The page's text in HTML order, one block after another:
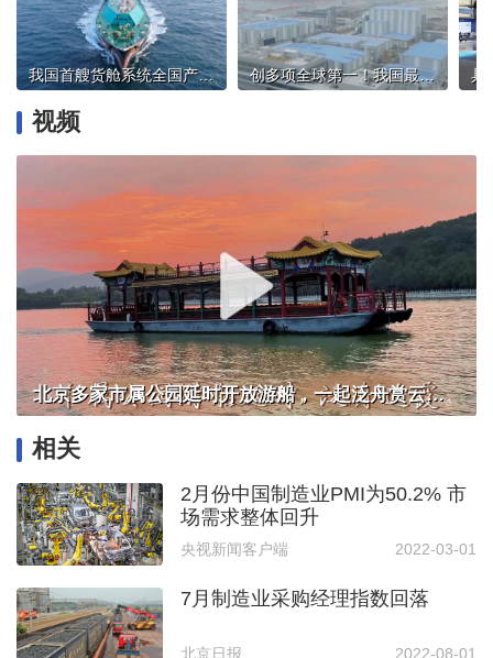
我国首艘货舱系统全国产低温阀LNG运输船交付 创多项全球第一！我国最大储能实证平台启动
视频
北京多家市属公园延时开放游船，一起泛舟赏云霞！
相关
2月份中国制造业PMI为50.2% 市
场需求整体回升
央视新闻客户端 2022-03-01
7月制造业采购经理指数回落
北京日报 2022-08-01